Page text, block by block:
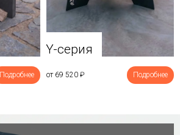
Подробнее
Y-серия
от 69 520 ₽ Подробнее